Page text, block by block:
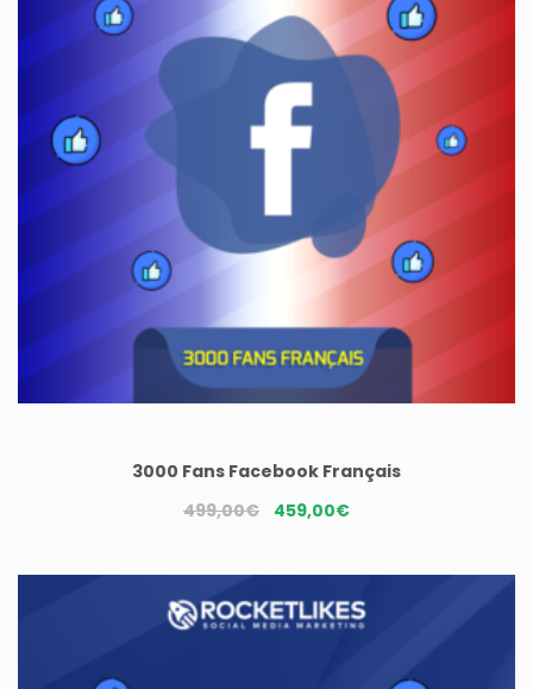
3000 Fans Facebook Français
499,00€ Le
initial
était :
499,00€.
459,00€Le
actuel
est :
459,00€.